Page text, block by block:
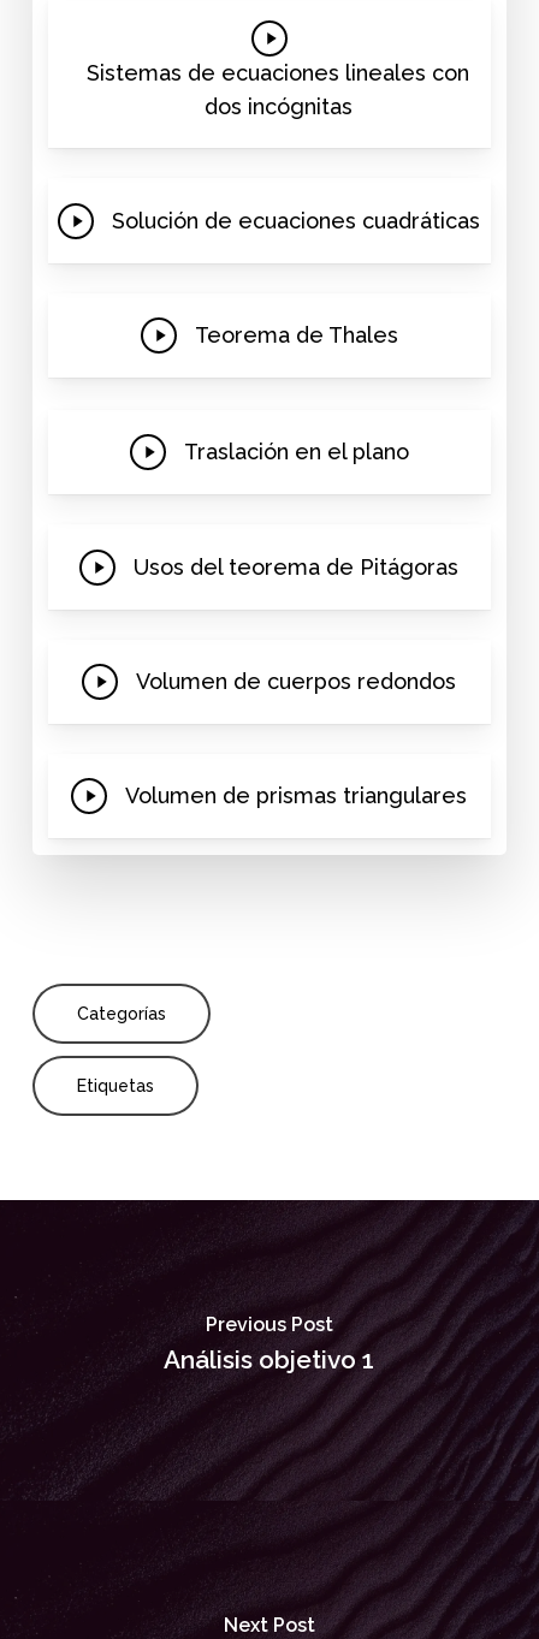
Play
Video
Sistemas de ecuaciones lineales con
dos incógnitas
Play
Solución de ecuaciones cuadráticas
Play
Teorema de Thales
Play
Traslación en el plano
Play
Usos del teorema de Pitágoras
Play
Volumen de cuerpos redondos
Play
Volumen de prismas triangulares
Categorías
Etiquetas
Previous Post
Análisis objetivo 1
Next Post